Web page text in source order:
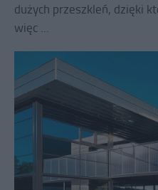
dużych przeszkleń, dzięki
więc ...